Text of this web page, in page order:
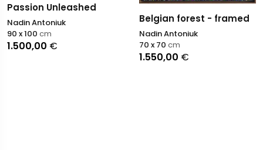
Passion Unleashed
Nadin Antoniuk
1.500,00 €
90 x 100 cm
Belgian forest - framed
Nadin Antoniuk
1.550,00 €
70 x 70 cm